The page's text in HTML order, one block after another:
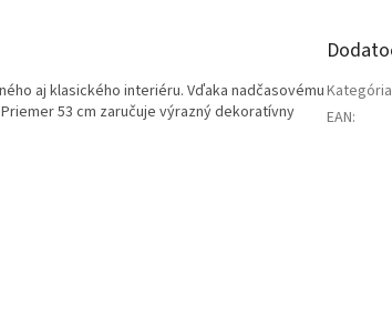
aj klasického interiéru. Vďaka nadčasovému
53 cm zaručuje výrazný dekoratívny
Kategória
EAN: